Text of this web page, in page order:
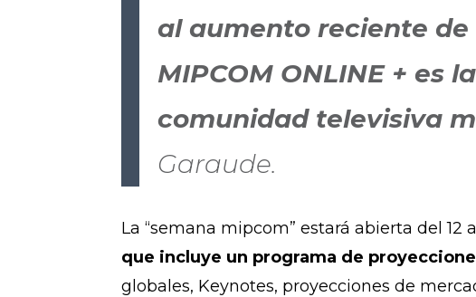
al aumento reciente
MIPCOM ONLINE + es
comunidad televisiva
Garaude.
La “semana mipcom” estará abierta del 12
que incluye un programa de
globales, Keynotes, proyecciones de